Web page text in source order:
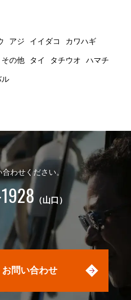
アジ イイダコ カワハギ
その他 タイ タチウオ ハマチ
ル
わせください。
（山口）
お問い合わせ